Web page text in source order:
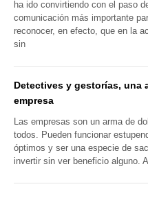
ha ido convirtiendo con el paso
comunicación más importante
reconocer, en efecto, que en la
sin
Detectives y gestorías, una
empresa
Las empresas son un arma de
todos. Pueden funcionar
óptimos y ser una especie de
invertir sin ver beneficio alguno.